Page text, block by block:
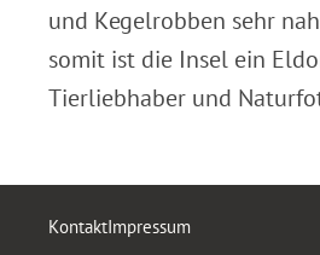
und Kegelrobben sehr
somit ist die Insel ein
Tierliebhaber und
KontaktImpressum